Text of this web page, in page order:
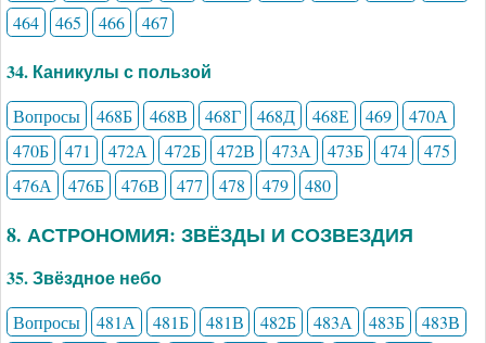
464
465 466 467
34. Каникулы с пользой
Вопросы 468Б 468В 468Г 468Д 468Е 469
470А
470Б
471 472А 472Б 472В 473А 473Б 474
475
476А
476Б 476В 477 478 479 480
8. АСТРОНОМИЯ: ЗВЁЗДЫ И СОЗВЕЗДИЯ
35. Звёздное небо
Вопросы 481А 481Б 481В 482Б 483А 483Б
483В